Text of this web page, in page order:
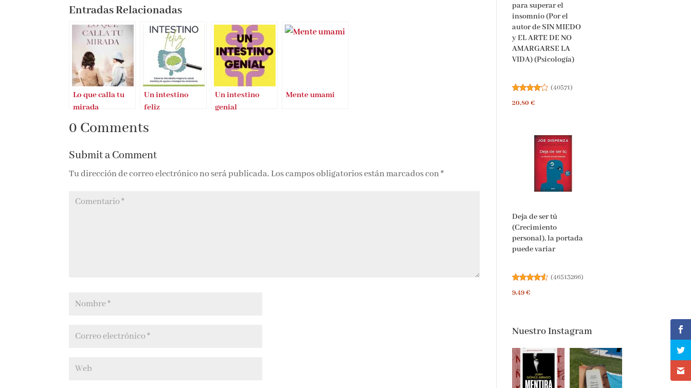
Entradas Relacionadas
Lo que calla tu
mirada
Un intestino
feliz
Un intestino
genial
Mente umami
0 Comments
Submit a Comment
Tu dirección de correo electrónico no será publicada. Los campos obligatorios están marcados con*
para superar el
insomnio (Por el
autor de SIN MIEDO
y EL ARTE DE NO
AMARGARSE LA
VIDA) (Psicología)
(40571)
20,80 €
Deja de ser tú
(Crecimiento
personal), la portada
puede variar
(46513266)
9,49 €
Nuestro Instagram